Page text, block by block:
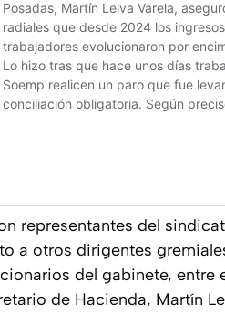
representantes del
a otros dirigentes
del gabinete, entre
de Hacienda, Martín